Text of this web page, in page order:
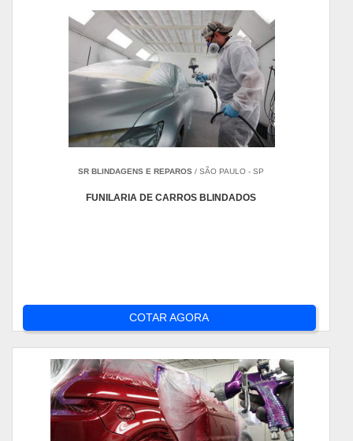
SR BLINDAGENS E REPAROS / SÃO PAULO - SP
FUNILARIA DE CARROS BLINDADOS
COTAR AGORA